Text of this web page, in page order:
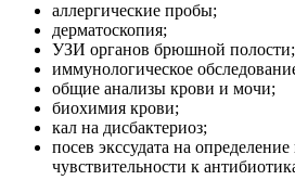
аллергические пробы;
дерматоскопия;
УЗИ органов брюшной полости;
иммунологическое
общие анализы крови и мочи;
биохимия крови;
кал на дисбактериоз;
посев экссудата на определение
чувствительности к